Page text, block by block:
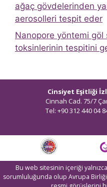
ağaç gövdelerinden
aerosolleri tespit eder
Nanopore yöntemi
toksinlerinin tespitini
Cinsiyet Eşitliği
Cinnah Cad. 75/7
Tel: +90 312 440 04
Bu web sitesinin içeriği
sorumluluğunda olup Avrupa